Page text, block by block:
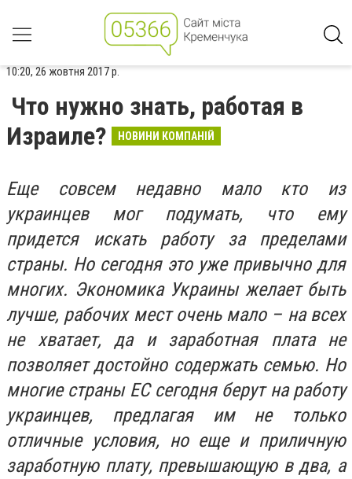
10:20, 26 жовтня 2017 р.
Что нужно знать, работая в
Израиле?
НОВИНИ КОМПАНІЙ
Еще совсем недавно мало кто из
украинцев мог подумать, что ему
придется искать работу за пределами
страны. Но сегодня это уже привычно для
многих. Экономика Украины желает быть
лучше, рабочих мест очень мало – на всех
не хватает, да и заработная плата не
позволяет достойно содержать семью. Но
многие страны ЕС сегодня берут на работу
украинцев, предлагая им не только
отличные условия, но еще и приличную
заработную плату, превышающую в два, а